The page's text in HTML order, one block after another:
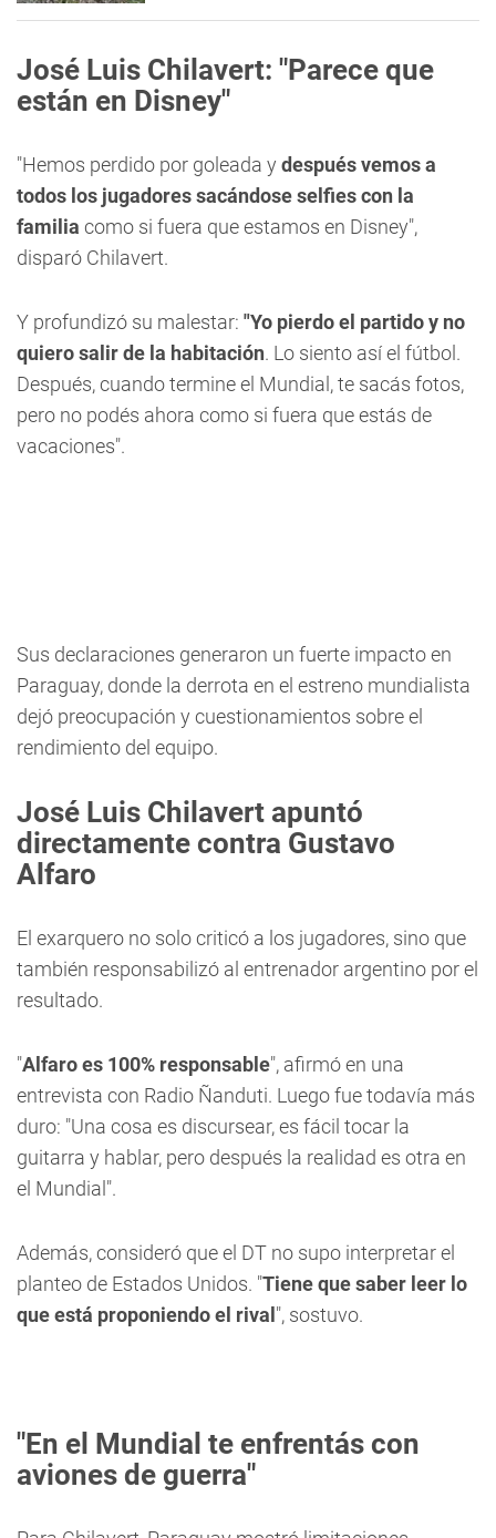
José Luis Chilavert: "Parece que
están en Disney"
"Hemos perdido por goleada y después vemos a
todos los jugadores sacándose selfies con la
familia como si fuera que estamos en Disney",
disparó Chilavert.
Y profundizó su malestar: "Yo pierdo el partido y no
quiero salir de la habitación. Lo siento así el fútbol.
Después, cuando termine el Mundial, te sacás fotos,
pero no podés ahora como si fuera que estás de
vacaciones".
Sus declaraciones generaron un fuerte impacto en
Paraguay, donde la derrota en el estreno mundialista
dejó preocupación y cuestionamientos sobre el
rendimiento del equipo.
José Luis Chilavert apuntó
directamente contra Gustavo
Alfaro
El exarquero no solo criticó a los jugadores, sino que
también responsabilizó al entrenador argentino por el
resultado.
"Alfaro es 100% responsable", afirmó en una
entrevista con Radio Ñanduti. Luego fue todavía más
duro: "Una cosa es discursear, es fácil tocar la
guitarra y hablar, pero después la realidad es otra en
el Mundial".
Además, consideró que el DT no supo interpretar el
planteo de Estados Unidos. "Tiene que saber leer lo
que está proponiendo el rival ", sostuvo.
"En el Mundial te enfrentás con
aviones de guerra"